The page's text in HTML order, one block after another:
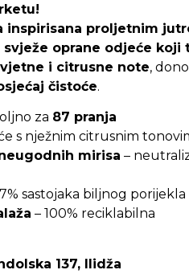
inspirisana proljetnim
svježe oprane odjeće koji
i citrusne note,
čistoće.
za 87 pranja
s nježnim citrusnim
mirisa –
sastojaka biljnog porijekla
– 100% reciklabilna
137, Ilidža